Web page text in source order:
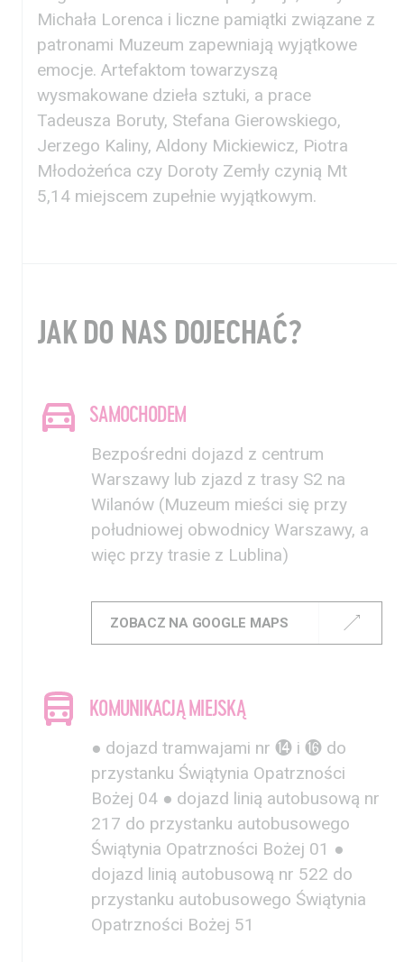
KUP
Bilet
Michała Lorenca i liczne pamiątki związane z
patronami Muzeum zapewniają wyjątkowe
emocje. Artefaktom towarzyszą
wysmakowane dzieła sztuki, a prace
Tadeusza Boruty, Stefana Gierowskiego,
Jerzego Kaliny, Aldony Mickiewicz, Piotra
Młodożeńca czy Doroty Zemły czynią Mt
5,14 miejscem zupełnie wyjątkowym.
JAK DO NAS DOJECHAĆ?
SAMOCHODEM
Bezpośredni dojazd z centrum
Warszawy lub zjazd z trasy S2 na
Wilanów (Muzeum mieści się przy
południowej obwodnicy Warszawy, a
więc przy trasie z Lublina)
ZOBACZ NA GOOGLE MAPS
KOMUNIKACJĄ MIEJSKĄ
● dojazd tramwajami nr ⓮ i ⓰ do
przystanku Świątynia Opatrzności
Bożej 04 ● dojazd linią autobusową nr
217 do przystanku autobusowego
Świątynia Opatrzności Bożej 01 ●
dojazd linią autobusową nr 522 do
przystanku autobusowego Świątynia
Opatrzności Bożej 51